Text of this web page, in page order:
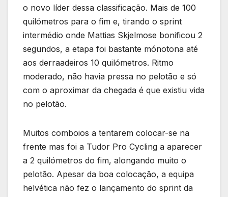
o novo líder dessa classificação. Mais de 100
quilómetros para o fim e, tirando o sprint
intermédio onde Mattias Skjelmose bonificou 2
segundos, a etapa foi bastante mónotona até
aos derraadeiros 10 quilómetros. Ritmo
moderado, não havia pressa no pelotão e só
com o aproximar da chegada é que existiu vida
no pelotão.
Muitos comboios a tentarem colocar-se na
frente mas foi a Tudor Pro Cycling a aparecer
a 2 quilómetros do fim, alongando muito o
pelotão. Apesar da boa colocação, a equipa
helvética não fez o lançamento do sprint da